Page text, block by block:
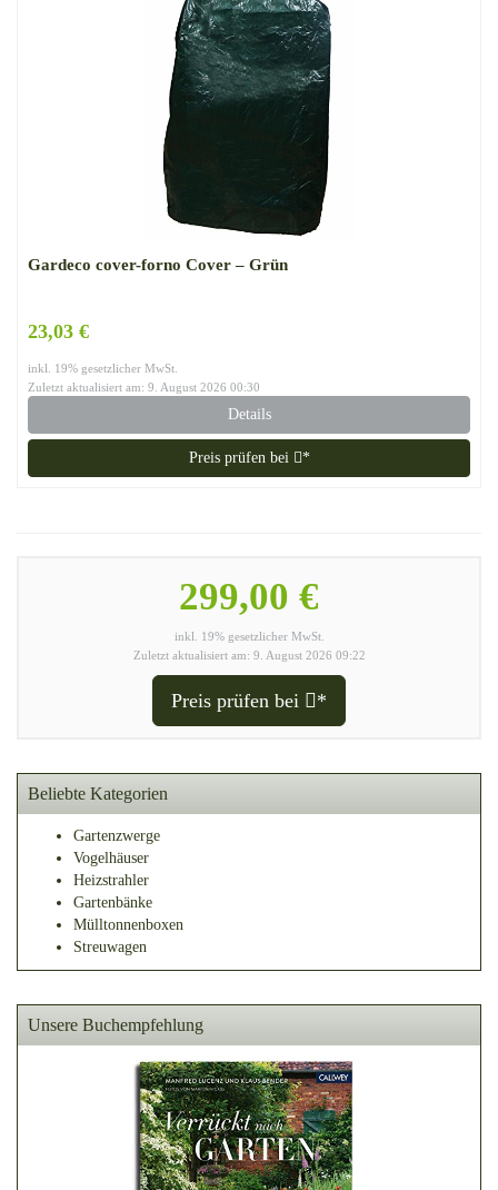
Gardeco cover-forno Cover – Grün
23,03 €
inkl. 19% gesetzlicher MwSt.
Zuletzt aktualisiert am: 9. August 2026 00:30
Details
Preis prüfen bei *
299,00 €
inkl. 19% gesetzlicher MwSt.
Zuletzt aktualisiert am: 9. August 2026 09:22
Preis prüfen bei *
Beliebte Kategorien
Gartenzwerge
Vogelhäuser
Heizstrahler
Gartenbänke
Mülltonnenboxen
Streuwagen
Unsere Buchempfehlung